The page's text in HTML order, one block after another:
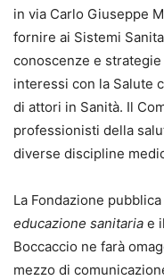
in via Carlo Giuseppe
fornire ai Sistemi
conoscenze e
interessi con la Salute
di attori in Sanità. Il
professionisti della
diverse discipline
La Fondazione
educazione sanitaria e
Boccaccio ne farà
mezzo di